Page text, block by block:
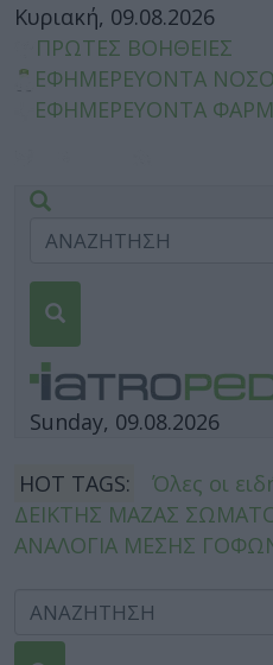
Κυριακή, 09.08.2026
ΠΡΩΤΕΣ ΒΟΗΘΕΙΕΣ
ΕΦΗΜΕΡΕΥΟΝΤΑ
ΕΦΗΜΕΡΕΥΟΝΤΑ
Sunday, 09.08.2026
HOT TAGS:
Όλες οι
ΔΕΙΚΤΗΣ ΜΑΖΑΣ
ΑΝΑΛΟΓΙΑ ΜΕΣΗΣ